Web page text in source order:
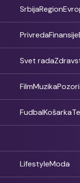
SrbijaRegion
PrivredaFinansije
Svet rada
FilmMuzika
FudbalKošarka
LifestyleModa